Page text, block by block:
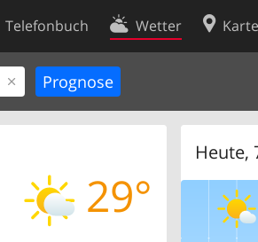
Telefonbuch Wetter
29°
Heute,
Kontakt
Nutzungsbedingungen